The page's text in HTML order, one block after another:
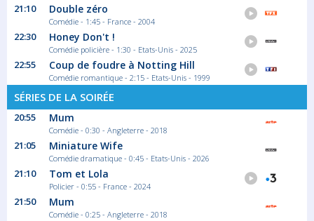
Sport
21:10 Double zéro
Comédie - 1:45 - France - 2004
22:30 Honey Don't !
Comédie policière - 1:30 - Etats-Unis - 2025
22:55 Coup de foudre à Notting Hill
Comédie romantique - 2:15 - Etats-Unis - 1999
SÉRIES DE LA SOIRÉE
20:55 Mum
Comédie - 0:30 - Angleterre - 2018
21:05 Miniature Wife
Comédie dramatique - 0:45 - Etats-Unis - 2026
21:10 Tom et Lola
Policier - 0:55 - France - 2024
21:50 Mum
Comédie - 0:25 - Angleterre - 2018